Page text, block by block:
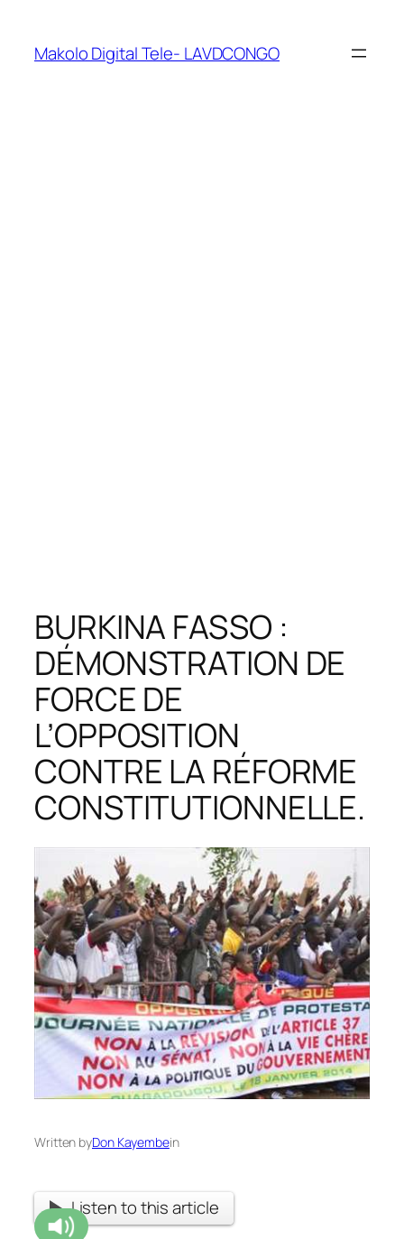
Makolo Digital Tele- LAVDCONGO
BURKINA FASSO :
DÉMONSTRATION DE
FORCE DE
L’OPPOSITION
CONTRE LA RÉFORME
CONSTITUTIONNELLE.
Written byDon Kayembein
Listen to this article